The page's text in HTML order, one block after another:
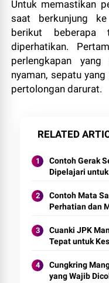
Untuk memastikan
saat berkunjung
berikut
diperhatikan.
perlengkapan
nyaman, sepatu
pertolongan darurat.
RELATED
Contoh Gerak
Dipelajari
Contoh Mata
Perhatian dan
Cuanki JPK
Tepat untuk
Cungkring
yang Wajib